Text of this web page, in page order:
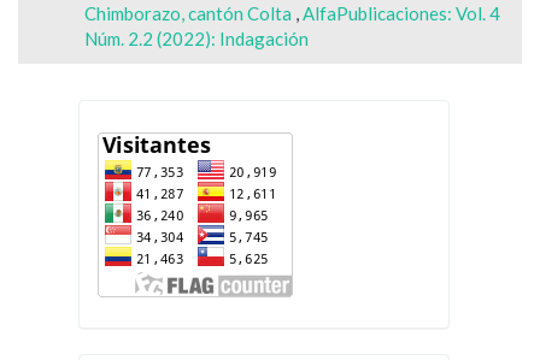
Chimborazo, cantón Colta ,AlfaPublicaciones: Vol. 4
Núm. 2.2 (2022): Indagación